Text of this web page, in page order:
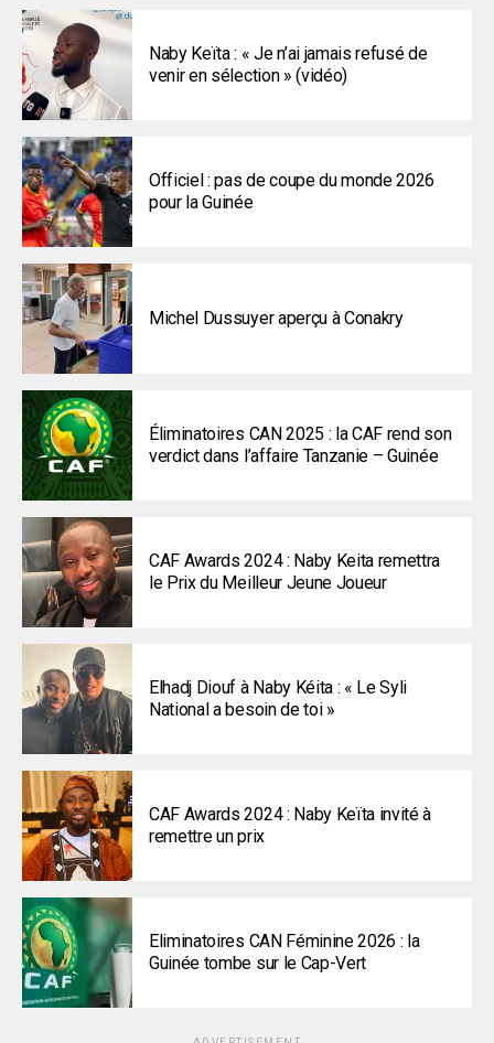
Naby Keïta : « Je n’ai jamais refusé de
venir en sélection » (vidéo)
Officiel : pas de coupe du monde 2026
pour la Guinée
Michel Dussuyer aperçu à Conakry
Éliminatoires CAN 2025 : la CAF rend son
verdict dans l’affaire Tanzanie – Guinée
CAF Awards 2024 : Naby Keita remettra
le Prix du Meilleur Jeune Joueur
Elhadj Diouf à Naby Kéita : « Le Syli
National a besoin de toi »
CAF Awards 2024 : Naby Keïta invité à
remettre un prix
Eliminatoires CAN Féminine 2026 : la
Guinée tombe sur le Cap-Vert